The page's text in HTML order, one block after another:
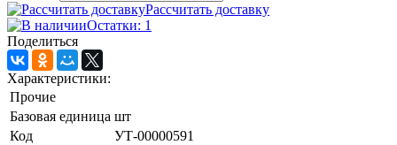
Рассчитать доставку
Остатки: 1
Поделиться
Характеристики:
Прочие
Базовая единица шт
Код
УТ-00000591